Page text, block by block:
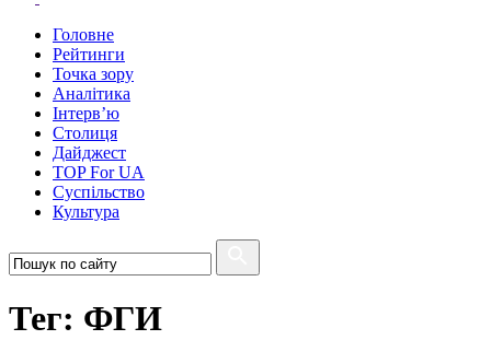
Головне
Рейтинги
Точка зору
Аналітика
Інтерв’ю
Столиця
Дайджест
TOP For UA
Суспiльство
Культура
Тег: ФГИ